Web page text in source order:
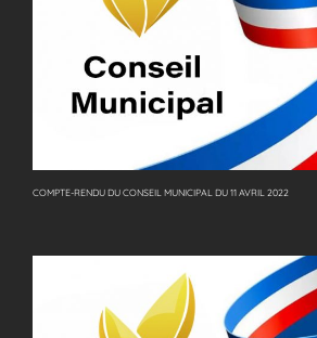
COMPTE-RENDU DU CONSEIL MUNICIPAL DU 11 AVRIL 2022